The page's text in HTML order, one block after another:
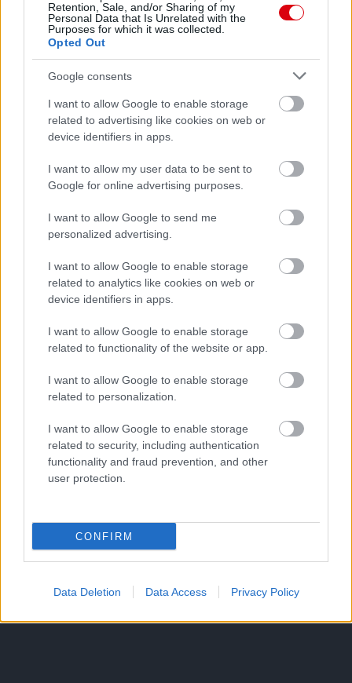
Retention, Sale, and/or Sharing of my
Personal Data that Is Unrelated with the
Purposes for which it was collected.
Opted Out
Google consents
I want to allow Google to enable storage
related to advertising like cookies on web or
device identifiers in apps.
I want to allow my user data to be sent to
Google for online advertising purposes.
I want to allow Google to send me
personalized advertising.
I want to allow Google to enable storage
related to analytics like cookies on web or
device identifiers in apps.
I want to allow Google to enable storage
related to functionality of the website or app.
I want to allow Google to enable storage
related to personalization.
I want to allow Google to enable storage
related to security, including authentication
functionality and fraud prevention, and other
user protection.
CONFIRM
Data Deletion Data Access Privacy Policy